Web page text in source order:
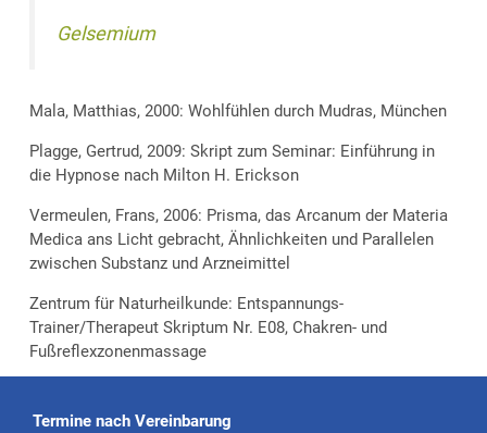
Gelsemium
Mala, Matthias, 2000: Wohlfühlen durch Mudras, München
Plagge, Gertrud, 2009: Skript zum Seminar: Einführung in
die Hypnose nach Milton H. Erickson
Vermeulen, Frans, 2006: Prisma, das Arcanum der Materia
Medica ans Licht gebracht, Ähnlichkeiten und Parallelen
zwischen Substanz und Arzneimittel
Zentrum für Naturheilkunde: Entspannungs-
Trainer/Therapeut Skriptum Nr. E08, Chakren- und
Fußreflexzonenmassage
Termine nach Vereinbarung